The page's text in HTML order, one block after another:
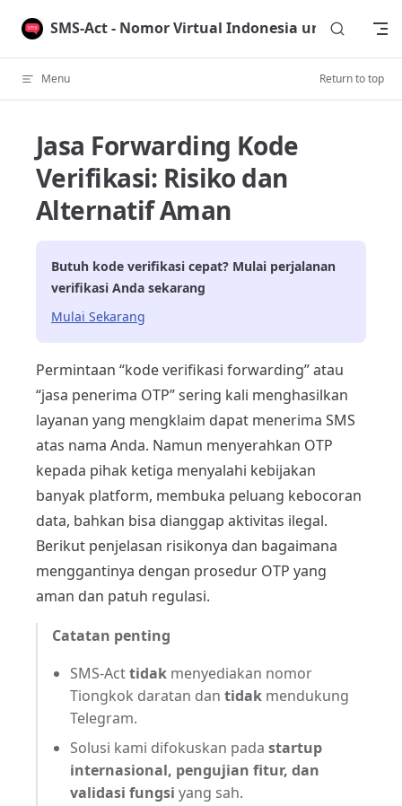
Skip to content
SMS-Act - Nomor Virtual Indonesia untuk
Menu Return to top
Jasa Forwarding Kode
Verifikasi: Risiko dan
Alternatif Aman
Butuh kode verifikasi cepat? Mulai perjalanan
verifikasi Anda sekarang
Mulai Sekarang
Permintaan “kode verifikasi forwarding” atau
“jasa penerima OTP” sering kali menghasilkan
layanan yang mengklaim dapat menerima SMS
atas nama Anda. Namun menyerahkan OTP
kepada pihak ketiga menyalahi kebijakan
banyak platform, membuka peluang kebocoran
data, bahkan bisa dianggap aktivitas ilegal.
Berikut penjelasan risikonya dan bagaimana
menggantinya dengan prosedur OTP yang
aman dan patuh regulasi.
Catatan penting
SMS-Acttidak menyediakan nomor
Tiongkok daratan dan tidak mendukung
Telegram.
Solusi kami difokuskan pada startup
internasional, pengujian fitur, dan
validasi fungsi yang sah.